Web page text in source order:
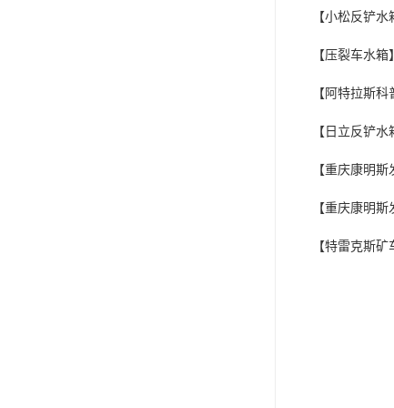
【小松反铲
【压裂车水
【阿特拉斯
【日立反铲
【重庆康明
【重庆康明
【特雷克斯